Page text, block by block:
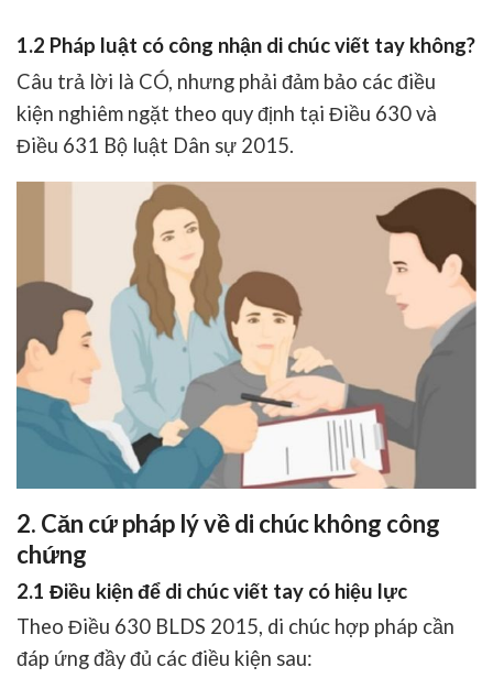
1.2 Pháp luật có công nhận di chúc viết tay không?
Câu trả lời là CÓ, nhưng phải đảm bảo các điều
kiện nghiêm ngặt theo quy định tại Điều 630 và
Điều 631 Bộ luật Dân sự 2015.
2. Căn cứ pháp lý về di chúc không công
chứng
2.1 Điều kiện để di chúc viết tay có hiệu lực
Theo Điều 630 BLDS 2015, di chúc hợp pháp cần
đáp ứng đầy đủ các điều kiện sau: